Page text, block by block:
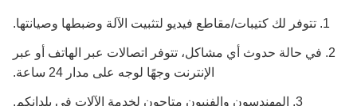
1. تتوفر لك كتيبات/مقاطع فيديو لتثبيت الآلة وضبطها وصيانتها.
2. في حالة حدوث أي مشاكل، تتوفر اتصالات عبر الهاتف أو عبر
الإنترنت وجهًا لوجه على مدار 24 ساعة.
3. المهندسون والفنيون متاحون لخدمة الآلات في بلدانكم.